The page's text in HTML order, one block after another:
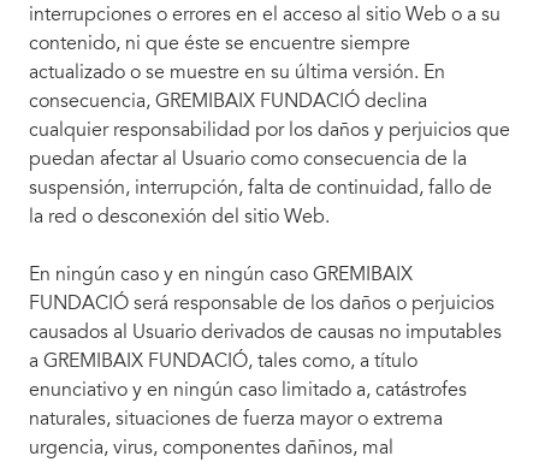
interrupciones o errores en el acceso al sitio Web o a su
contenido, ni que éste se encuentre siempre
actualizado o se muestre en su última versión. En
consecuencia, GREMIBAIX FUNDACIÓ declina
cualquier responsabilidad por los daños y perjuicios que
puedan afectar al Usuario como consecuencia de la
suspensión, interrupción, falta de continuidad, fallo de
la red o desconexión del sitio Web.
En ningún caso y en ningún caso GREMIBAIX
FUNDACIÓ será responsable de los daños o perjuicios
causados al Usuario derivados de causas no imputables
a GREMIBAIX FUNDACIÓ, tales como, a título
enunciativo y en ningún caso limitado a, catástrofes
naturales, situaciones de fuerza mayor o extrema
urgencia, virus, componentes dañinos, mal